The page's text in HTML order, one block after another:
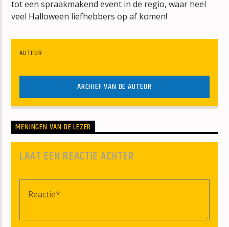
mz-radio
tot een spraakmakend event in de regio, waar heel
veel Halloween liefhebbers op af komen!
AUTEUR
ARCHIEF VAN DE AUTEUR
MENINGEN VAN DE LEZER
LAAT EEN REACTIE ACHTER